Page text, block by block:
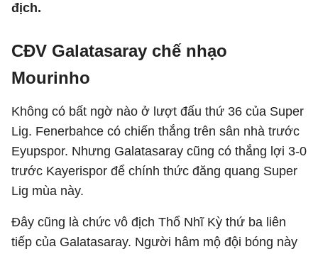
địch.
CĐV Galatasaray chế nhạo
Mourinho
Không có bất ngờ nào ở lượt đấu thứ 36 của Super
Lig. Fenerbahce có chiến thắng trên sân nhà trước
Eyupspor. Nhưng Galatasaray cũng có thắng lợi 3-0
trước Kayerispor để chính thức đăng quang Super
Lig mùa này.
Đây cũng là chức vô địch Thổ Nhĩ Kỳ thứ ba liên
tiếp của Galatasaray. Người hâm mộ đội bóng này